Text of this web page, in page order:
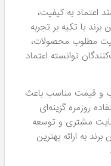
اعتماد به کیفیت،
با تکیه بر تجربه
مطلوب محصولات،
توانسته اعتماد
و قیمت مناسب باعث
روزمره گزینه‌ای
رضایت مشتری و توسعه
به ارائه بهترین